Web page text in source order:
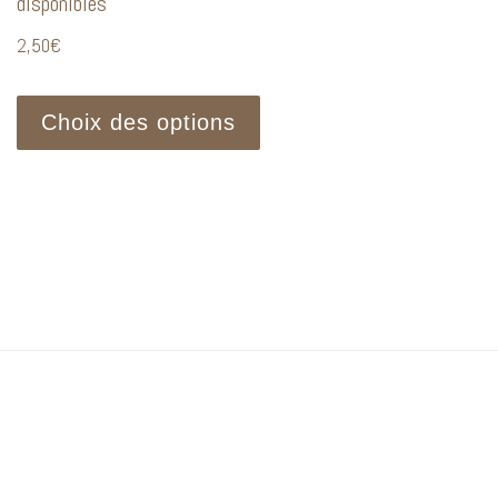
2,50€
Choix des options